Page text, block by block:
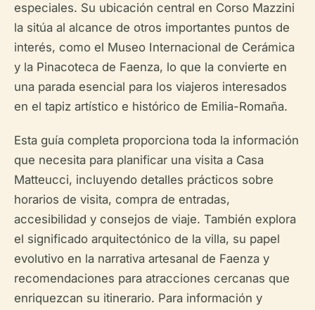
especiales. Su ubicación central en Corso Mazzini
la sitúa al alcance de otros importantes puntos de
interés, como el Museo Internacional de Cerámica
y la Pinacoteca de Faenza, lo que la convierte en
una parada esencial para los viajeros interesados
en el tapiz artístico e histórico de Emilia-Romaña.
Esta guía completa proporciona toda la información
que necesita para planificar una visita a Casa
Matteucci, incluyendo detalles prácticos sobre
horarios de visita, compra de entradas,
accesibilidad y consejos de viaje. También explora
el significado arquitectónico de la villa, su papel
evolutivo en la narrativa artesanal de Faenza y
recomendaciones para atracciones cercanas que
enriquezcan su itinerario. Para información y